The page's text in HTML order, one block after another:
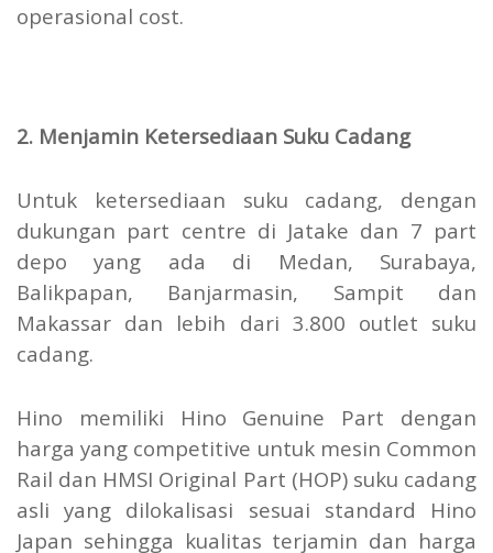
operasional cost.
2. Menjamin Ketersediaan Suku Cadang
Untuk ketersediaan suku cadang, dengan
dukungan part centre di Jatake dan 7 part
depo yang ada di Medan, Surabaya,
Balikpapan, Banjarmasin, Sampit dan
Makassar dan lebih dari 3.800 outlet suku
cadang.
Hino memiliki Hino Genuine Part dengan
harga yang competitive untuk mesin Common
Rail dan HMSI Original Part (HOP) suku cadang
asli yang dilokalisasi sesuai standard Hino
Japan sehingga kualitas terjamin dan harga